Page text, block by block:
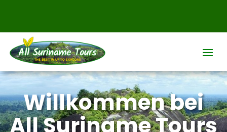
Willkommen bei
All Suriname Tours